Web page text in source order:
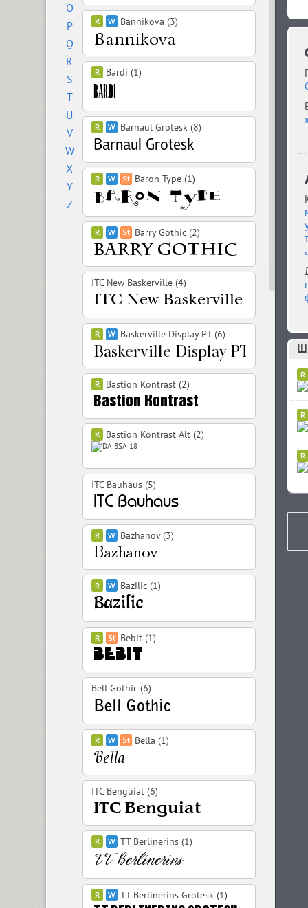
O
P
Q
R
S
T
U
V
W
X
Y
Z
Bannikova (3)
Bardi (1)
Barnaul Grotesk (8)
Baron Type (1)
Barry Gothic (2)
ITC New Baskerville (4)
Baskerville Display PT (6)
Bastion Kontrast (2)
Bastion Kontrast Alt (2)
ITC Bauhaus (5)
Bazhanov (3)
Bazilic (1)
Bebit (1)
Bell Gothic (6)
Bella (1)
ITC Benguiat (6)
TT Berlinerins (1)
TT Berlinerins Grotesk (1)